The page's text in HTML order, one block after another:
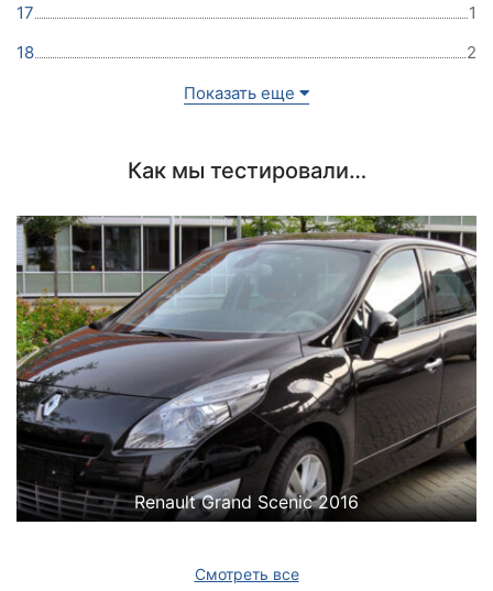
17
1
18
2
Показать еще
Как мы тестировали…
Renault Grand Scenic 2016
Смотреть все